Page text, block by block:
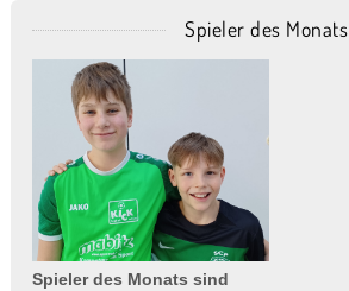
Spieler des Monats
Spieler des Monats sind